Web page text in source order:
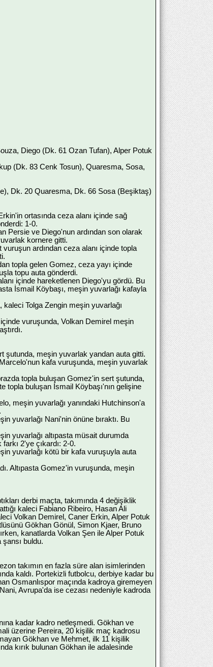
Diego (Dk. 61 Ozan Tufan), Alper Potuk
(Dk. 83 Cenk Tosun), Quaresma, Sosa,
Dk. 20 Quaresma, Dk. 66 Sosa (Beşiktaş)
ortasında ceza alanı içinde sağ
1-0.
Persie ve Diego'nun ardından son olarak
kornere gitti.
ardından ceza alanı içinde topla
topla gelen Gomez, ceza yayı içinde
topu auta gönderdi.
içinde hareketlenen Diego'yu gördü. Bu
İsmail Köybaşı, meşin yuvarlağı kafayla
Tolga Zengin meşin yuvarlağı
vuruşunda, Volkan Demirel meşin
şutunda, meşin yuvarlak yandan auta gitti.
kafa vuruşunda, meşin yuvarlak
topla buluşan Gomez'in sert şutunda,
topla buluşan İsmail Köybaşı'nın gelişine
meşin yuvarlağı yanındaki Hutchinson'a
yuvarlağı Nani'nin önüne bıraktı. Bu
yuvarlağı altıpasta müsait durumda
2'ye çıkardı: 2-0.
yuvarlağı kötü bir kafa vuruşuyla auta
Altıpasta Gomez'in vuruşunda, meşin
derbi maçta, takımında 4 değişiklik
kaleci Fabiano Ribeiro, Hasan Ali
Volkan Demirel, Caner Erkin, Alper Potuk
Gökhan Gönül, Simon Kjaer, Bruno
kanatlarda Volkan Şen ile Alper Potuk
buldu.
takımın en fazla süre alan isimlerinden
kaldı. Portekizli futbolcu, derbiye kadar bu
Osmanlıspor maçında kadroya giremeyen
Avrupa'da ise cezası nedeniyle kadroda
kadar kadro netleşmedi. Gökhan ve
üzerine Pereira, 20 kişilik maç kadrosu
Gökhan ve Mehmet, ilk 11 kişilik
kırık bulunan Gökhan ile adalesinde